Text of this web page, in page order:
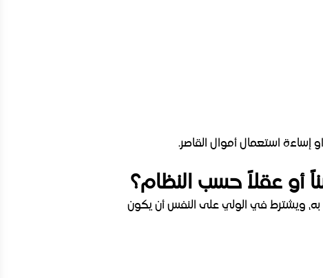
او إساءة استعمال أموال القاصر.
أو عقلاً حسب النظام؟
به، ويشترط في الولي على النفس أن يكون